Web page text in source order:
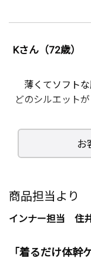
Kさん（72歳）
薄くてソフト
どのシルエット
Mさん（77歳）
従来のものと交
のはソフトで締
キレイに盛り上
した。この単価
お
商品担当より
インナー担当 住
「着るだけ体幹